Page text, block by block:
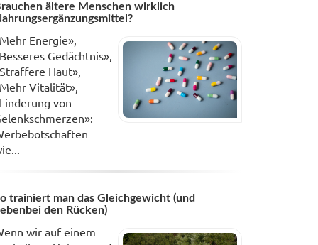
ältere Menschen wirklich
Energie»,
Gedächtnis»,
Haut»,
Vitalität»,
von
trainiert man das Gleichgewicht (und
den Rücken)
wir auf einem